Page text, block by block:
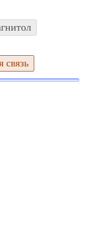
связь